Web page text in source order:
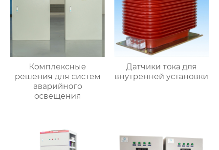
Комплексные
решения для систем
аварийного
освещения
Датчики тока для
внутренней установки